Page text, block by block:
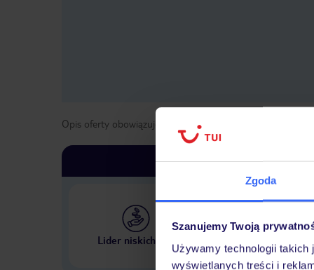
Zgoda
Szanujemy Twoją
Używamy technologii
wyświetlanych treści i
Opis oferty obowiązuje dla wyjazdów w terminie
Lider niskich cen
Największe biuro
w Polsce